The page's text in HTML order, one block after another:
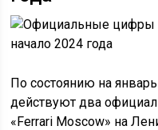
По состоянию на
действуют два
«Ferrari Moscow» на